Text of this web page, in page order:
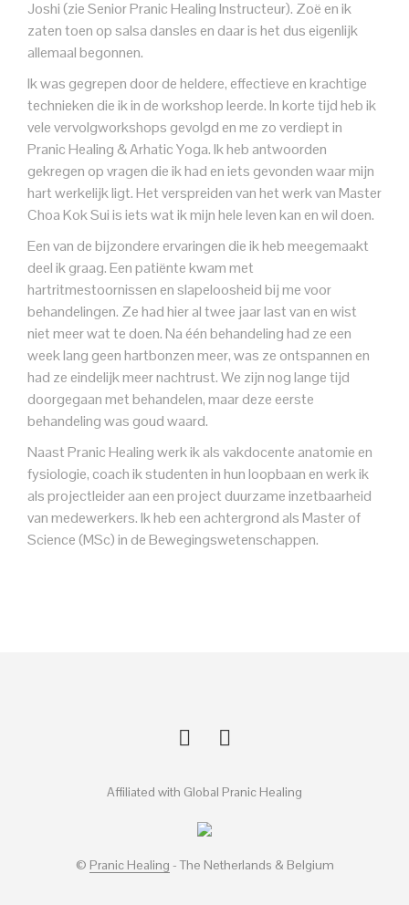
Joshi (zie Senior Pranic Healing Instructeur). Zoë en ik
zaten toen op salsa dansles en daar is het dus eigenlijk
allemaal begonnen.
Ik was gegrepen door de heldere, effectieve en krachtige
technieken die ik in de workshop leerde. In korte tijd heb ik
vele vervolgworkshops gevolgd en me zo verdiept in
Pranic Healing & Arhatic Yoga. Ik heb antwoorden
gekregen op vragen die ik had en iets gevonden waar mijn
hart werkelijk ligt. Het verspreiden van het werk van Master
Choa Kok Sui is iets wat ik mijn hele leven kan en wil doen.
Een van de bijzondere ervaringen die ik heb meegemaakt
deel ik graag. Een patiënte kwam met
hartritmestoornissen en slapeloosheid bij me voor
behandelingen. Ze had hier al twee jaar last van en wist
niet meer wat te doen. Na één behandeling had ze een
week lang geen hartbonzen meer, was ze ontspannen en
had ze eindelijk meer nachtrust. We zijn nog lange tijd
doorgegaan met behandelen, maar deze eerste
behandeling was goud waard.
Naast Pranic Healing werk ik als vakdocente anatomie en
fysiologie, coach ik studenten in hun loopbaan en werk ik
als projectleider aan een project duurzame inzetbaarheid
van medewerkers. Ik heb een achtergrond als Master of
Science (MSc) in de Bewegingswetenschappen.
Affiliated with Global Pranic Healing
© Pranic Healing - The Netherlands & Belgium